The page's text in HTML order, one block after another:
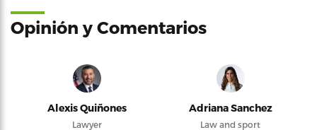
Opinión y Comentarios
Alexis Quiñones
Lawyer
Adriana Sanchez
Law and sport